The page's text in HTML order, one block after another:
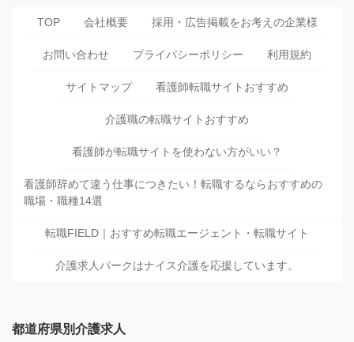
TOP 会社概要 採用・広告掲載をお考えの企業様
お問い合わせ プライバシーポリシー 利用規約
サイトマップ 看護師転職サイトおすすめ
介護職の転職サイトおすすめ
看護師が転職サイトを使わない方がいい？
看護師辞めて違う仕事につきたい！転職するならおすすめの
職場・職種14選
転職FIELD｜おすすめ転職エージェント・転職サイト
介護求人パークはナイス介護を応援しています。
都道府県別介護求人